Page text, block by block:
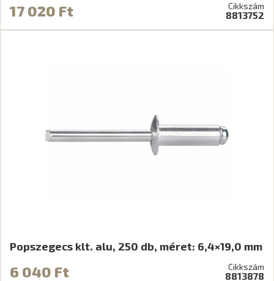
17 020 Ft Cikkszám
8813752
Popszegecs klt. alu, 250 db, méret: 6,4×19,0 mm
6 040 Ft Cikkszám
8813878